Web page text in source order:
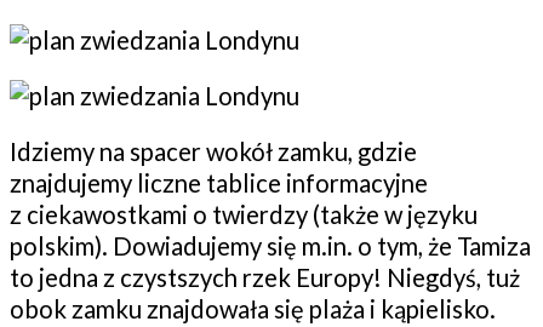
Idziemy na spacer wokół zamku, gdzie
znajdujemy liczne tablice informacyjne
z ciekawostkami o twierdzy (także w języku
polskim). Dowiadujemy się m.in. o tym, że Tamiza
to jedna z czystszych rzek Europy! Niegdyś, tuż
obok zamku znajdowała się plaża i kąpielisko.